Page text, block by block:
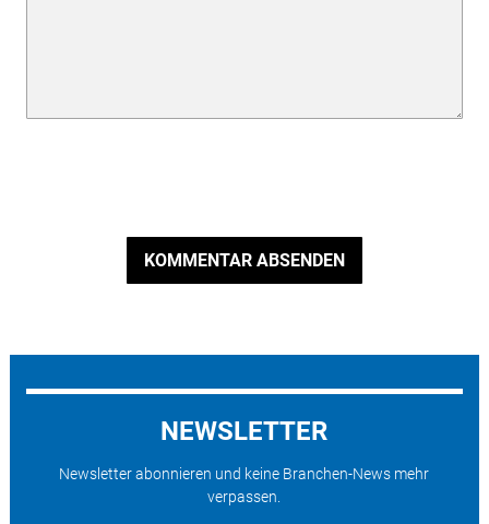
KOMMENTAR ABSENDEN
NEWSLETTER
Newsletter abonnieren und keine Branchen-News mehr
verpassen.